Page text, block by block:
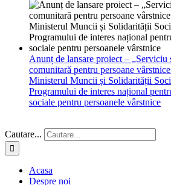
Anunț de lansare proiect – „Serviciu
comunitară pentru persoane
Ministerul Muncii și Solidarității
Programului de interes național
sociale pentru persoanele vârstnice
Cautare...
Acasa
Despre noi